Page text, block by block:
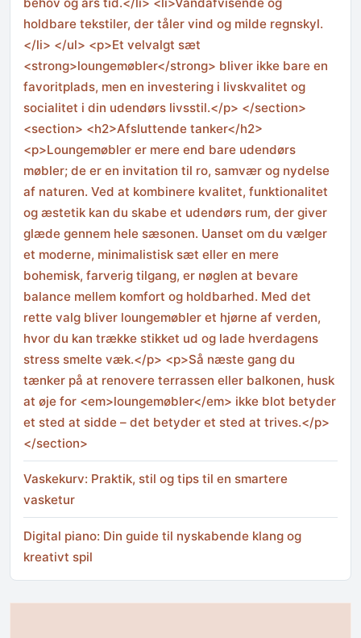
holdbare tekstiler, der tåler vind og milde regnskyl.
</li> </ul> <p>Et velvalgt sæt
<strong>loungemøbler</strong> bliver ikke bare en
favoritplads, men en investering i livskvalitet og
socialitet i din udendørs livsstil.</p> </section>
<section> <h2>Afsluttende tanker</h2>
<p>Loungemøbler er mere end bare udendørs
møbler; de er en invitation til ro, samvær og nydelse
af naturen. Ved at kombinere kvalitet, funktionalitet
og æstetik kan du skabe et udendørs rum, der giver
glæde gennem hele sæsonen. Uanset om du vælger
et moderne, minimalistisk sæt eller en mere
bohemisk, farverig tilgang, er nøglen at bevare
balance mellem komfort og holdbarhed. Med det
rette valg bliver loungemøbler et hjørne af verden,
hvor du kan trække stikket ud og lade hverdagens
stress smelte væk.</p> <p>Så næste gang du
tænker på at renovere terrassen eller balkonen, husk
at øje for <em>loungemøbler</em> ikke blot betyder
et sted at sidde – det betyder et sted at trives.</p>
</section>
Vaskekurv: Praktik, stil og tips til en smartere
vasketur
Digital piano: Din guide til nyskabende klang og
kreativt spil